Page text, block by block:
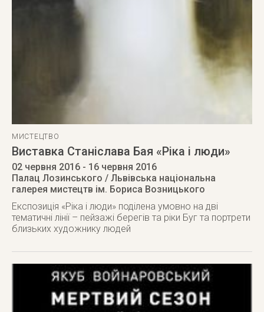
МИСТЕЦТВО
Виставка Станіслава Бая «Ріка і люди»
02 червня 2016 - 16 червня 2016
Палац Лозинського / Львівська національна
галерея мистецтв ім. Бориса Возницького
Експозиція «Ріка і люди» поділена умовно на дві
тематичні лінії – пейзажі берегів та ріки Буг та портрети
близьких художнику людей